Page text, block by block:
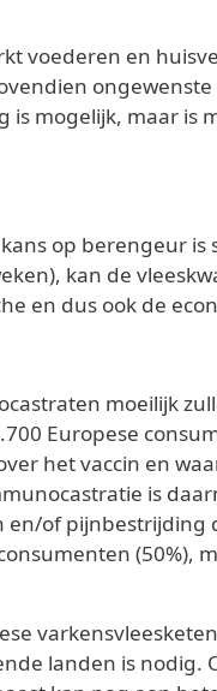
voederen en
mogelijk, maar is
op berengeur is
kan de
en dus ook de
moeilijk
Europese
het vaccin en
is
of
(50%),
landen is nodig.